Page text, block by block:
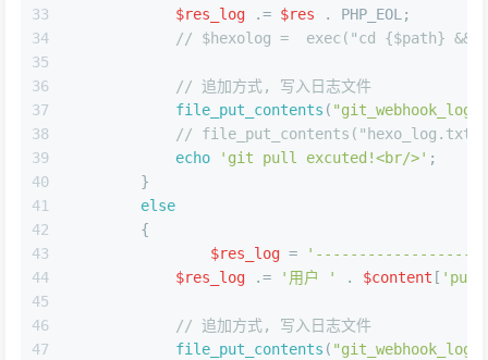
33
34
35
36
37
38
39
40
41
42
43
44
45
46
47
$res_log .= $res . PHP_EOL;
// $hexolog =  exec("cd {$path} &&
// 追加方式, 写入日志文件
file_put_contents (
// file_put_contents("hexo_log.txt",
echo
'git pull excuted!<br/>' ;
	}
else
	{
$res_log =
$res_log .= '用户 ' . $content [
// 追加方式, 写入日志文件
file_put_contents (